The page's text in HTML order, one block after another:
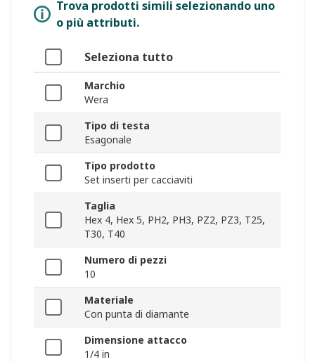
Trova prodotti simili selezionando uno
o più attributi.
Seleziona tutto
Marchio
Wera
Tipo di testa
Esagonale
Tipo prodotto
Set inserti per cacciaviti
Taglia
Hex 4, Hex 5, PH2, PH3, PZ2, PZ3, T25,
T30, T40
Numero di pezzi
10
Materiale
Con punta di diamante
Dimensione attacco
1/4 in